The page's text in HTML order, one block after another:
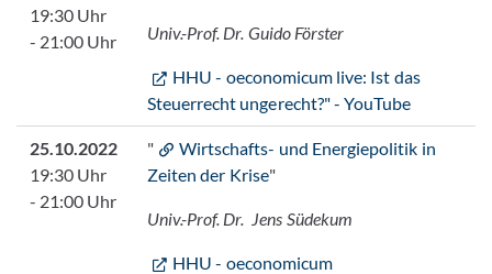
19:30 Uhr
- 21:00 Uhr
Univ.-Prof. Dr. Guido Förster
HHU - oeconomicum live: Ist das
Steuerrecht ungerecht?" - YouTube
25.10.2022
19:30 Uhr
- 21:00 Uhr
"
Wirtschafts- und Energiepolitik in
Zeiten der Krise"
Univ.-Prof. Dr. Jens Südekum
HHU - oeconomicum